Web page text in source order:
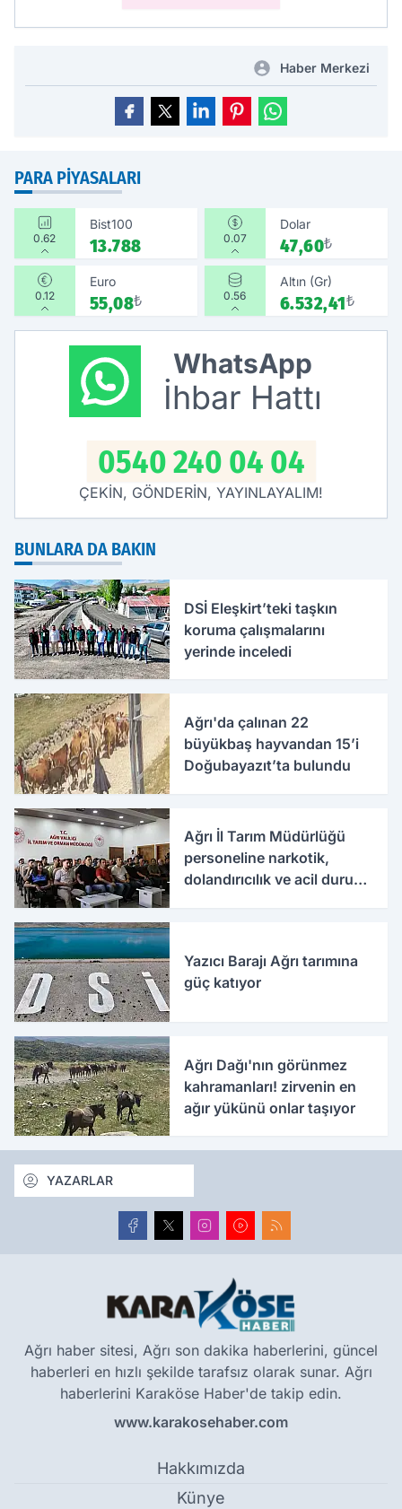
Haber Merkezi
PARA PIYASALARI
0.62
Bist100
13.788 0.07
Dolar
47,60₺
0.12
Euro
55,08₺ 0.56
Altın (Gr)
6.532,41₺
WhatsApp
İhbar Hattı
0540 240 04 04
ÇEKİN, GÖNDERİN, YAYINLAYALIM!
BUNLARA DA BAKIN
DSİ Eleşkirt’teki taşkın
koruma çalışmalarını
yerinde inceledi
Ağrı'da çalınan 22
büyükbaş hayvandan 15’i
Doğubayazıt’ta bulundu
Ağrı İl Tarım Müdürlüğü
personeline narkotik,
dolandırıcılık ve acil durum
Yazıcı Barajı Ağrı tarımına
güç katıyor
Ağrı Dağı'nın görünmez
kahramanları! zirvenin en
ağır yükünü onlar taşıyor
YAZARLAR
Ağrı haber sitesi, Ağrı son dakika haberlerini, güncel
haberleri en hızlı şekilde tarafsız olarak sunar. Ağrı
haberlerini Karaköse Haber'de takip edin.
www.karakosehaber.com
Hakkımızda
Künye